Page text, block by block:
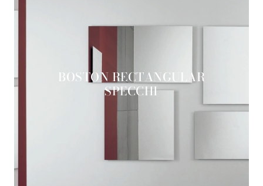
BOSTON RECTANGULAR
SPECCHI